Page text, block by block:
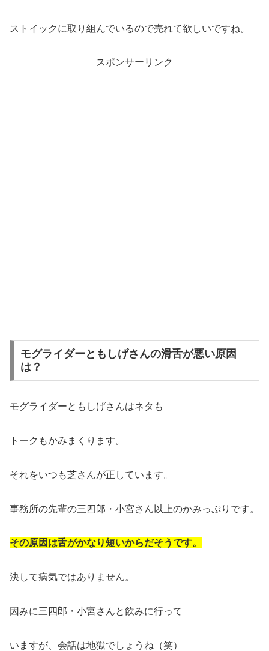
ストイックに取り組んでいるので売れて欲しいですね。
スポンサーリンク
モグライダーともしげさんの滑舌が悪い原因
は？
モグライダーともしげさんはネタも
トークもかみまくります。
それをいつも芝さんが正しています。
事務所の先輩の三四郎・小宮さん以上のかみっぷりです。
その原因は舌がかなり短いからだそうです。
決して病気ではありません。
因みに三四郎・小宮さんと飲みに行って
いますが、会話は地獄でしょうね（笑）